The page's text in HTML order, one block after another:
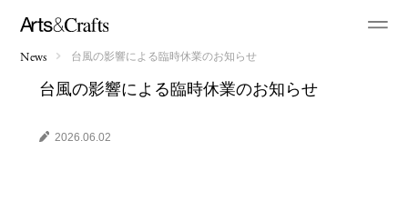
News 台風の影響による臨時休業のお知らせ
台風の影響による臨時休業のお知らせ
2026.06.02